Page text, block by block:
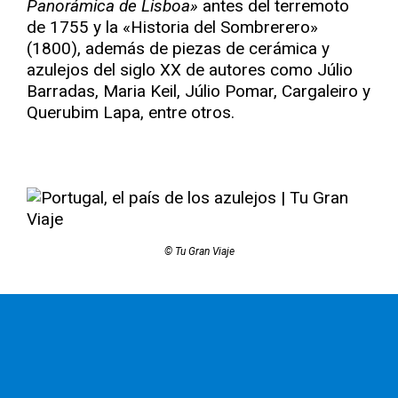
Panorámica de Lisboa» antes del terremoto
de 1755 y la «Historia del Sombrerero»
(1800), además de piezas de cerámica y
azulejos del siglo XX de autores como Júlio
Barradas, Maria Keil, Júlio Pomar, Cargaleiro y
Querubim Lapa, entre otros.
© Tu Gran Viaje